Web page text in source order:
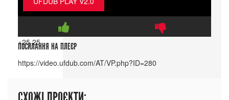
+25 25
ПОСИЛАННЯ НА ПЛЕЄР